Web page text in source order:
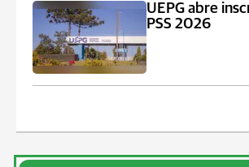
UEPG abre
PSS 2026